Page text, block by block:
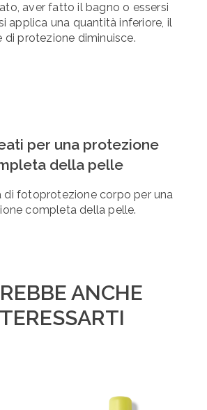
aver fatto il bagno o essersi
applica una quantità inferiore, il
di protezione diminuisce.
per una protezione
della pelle
di fotoprotezione corpo per una
completa della pelle.
ANCHE